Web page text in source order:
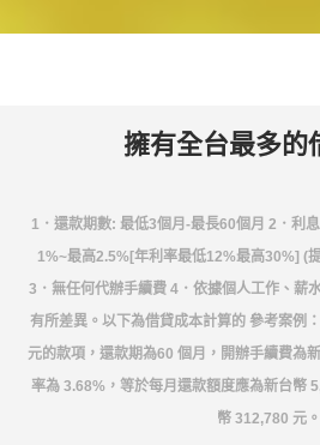
擁有全台最多的
1．還款期數: 最低3個月-最長60個月 2．利
1%~最高2.5%[年利率最低12%最高30%] (
3．無任何代辦手續費 4．依據個人工作、薪
有所差異。以下為借貸成本計算的 參考案例
元的款項，還款期為60 個月，開辦手續費為
率為 3.68%，等於每月還款額度應為新台幣
幣 312,780 元。